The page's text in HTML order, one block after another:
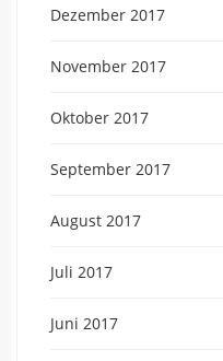
Dezember 2017
November 2017
Oktober 2017
September 2017
August 2017
Juli 2017
Juni 2017